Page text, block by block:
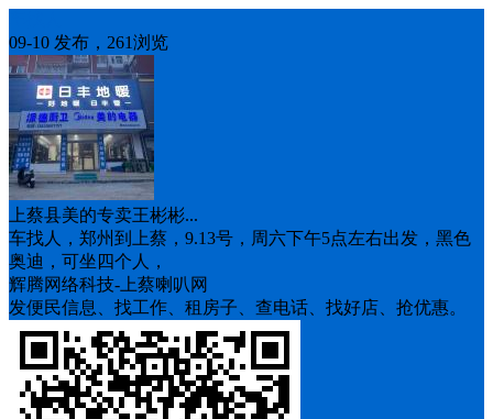
09-10 发布，261浏览
上蔡县美的专卖王彬彬...
车找人，郑州到上蔡，9.13号，周六下午5点左右出发，黑色
奥迪，可坐四个人，
辉腾网络科技-上蔡喇叭网
发便民信息、找工作、租房子、查电话、找好店、抢优惠。